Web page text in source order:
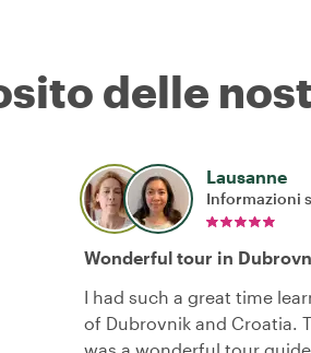
delle
Lausanne
Informazioni
Wonderful tour in
I had such a great time
of Dubrovnik and Croatia.